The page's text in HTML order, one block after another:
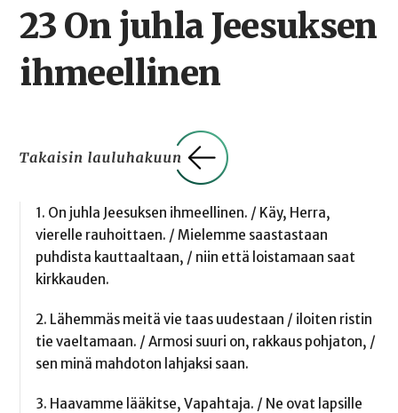
23 On juhla Jeesuksen
ihmeellinen
1. On juhla Jeesuksen ihmeellinen. / Käy, Herra,
vierelle rauhoittaen. / Mielemme saastastaan
puhdista kauttaaltaan, / niin että loistamaan saat
kirkkauden.
2. Lähemmäs meitä vie taas uudestaan / iloiten ristin
tie vaeltamaan. / Armosi suuri on, rakkaus pohjaton, /
sen minä mahdoton lahjaksi saan.
3. Haavamme lääkitse, Vapahtaja. / Ne ovat lapsille